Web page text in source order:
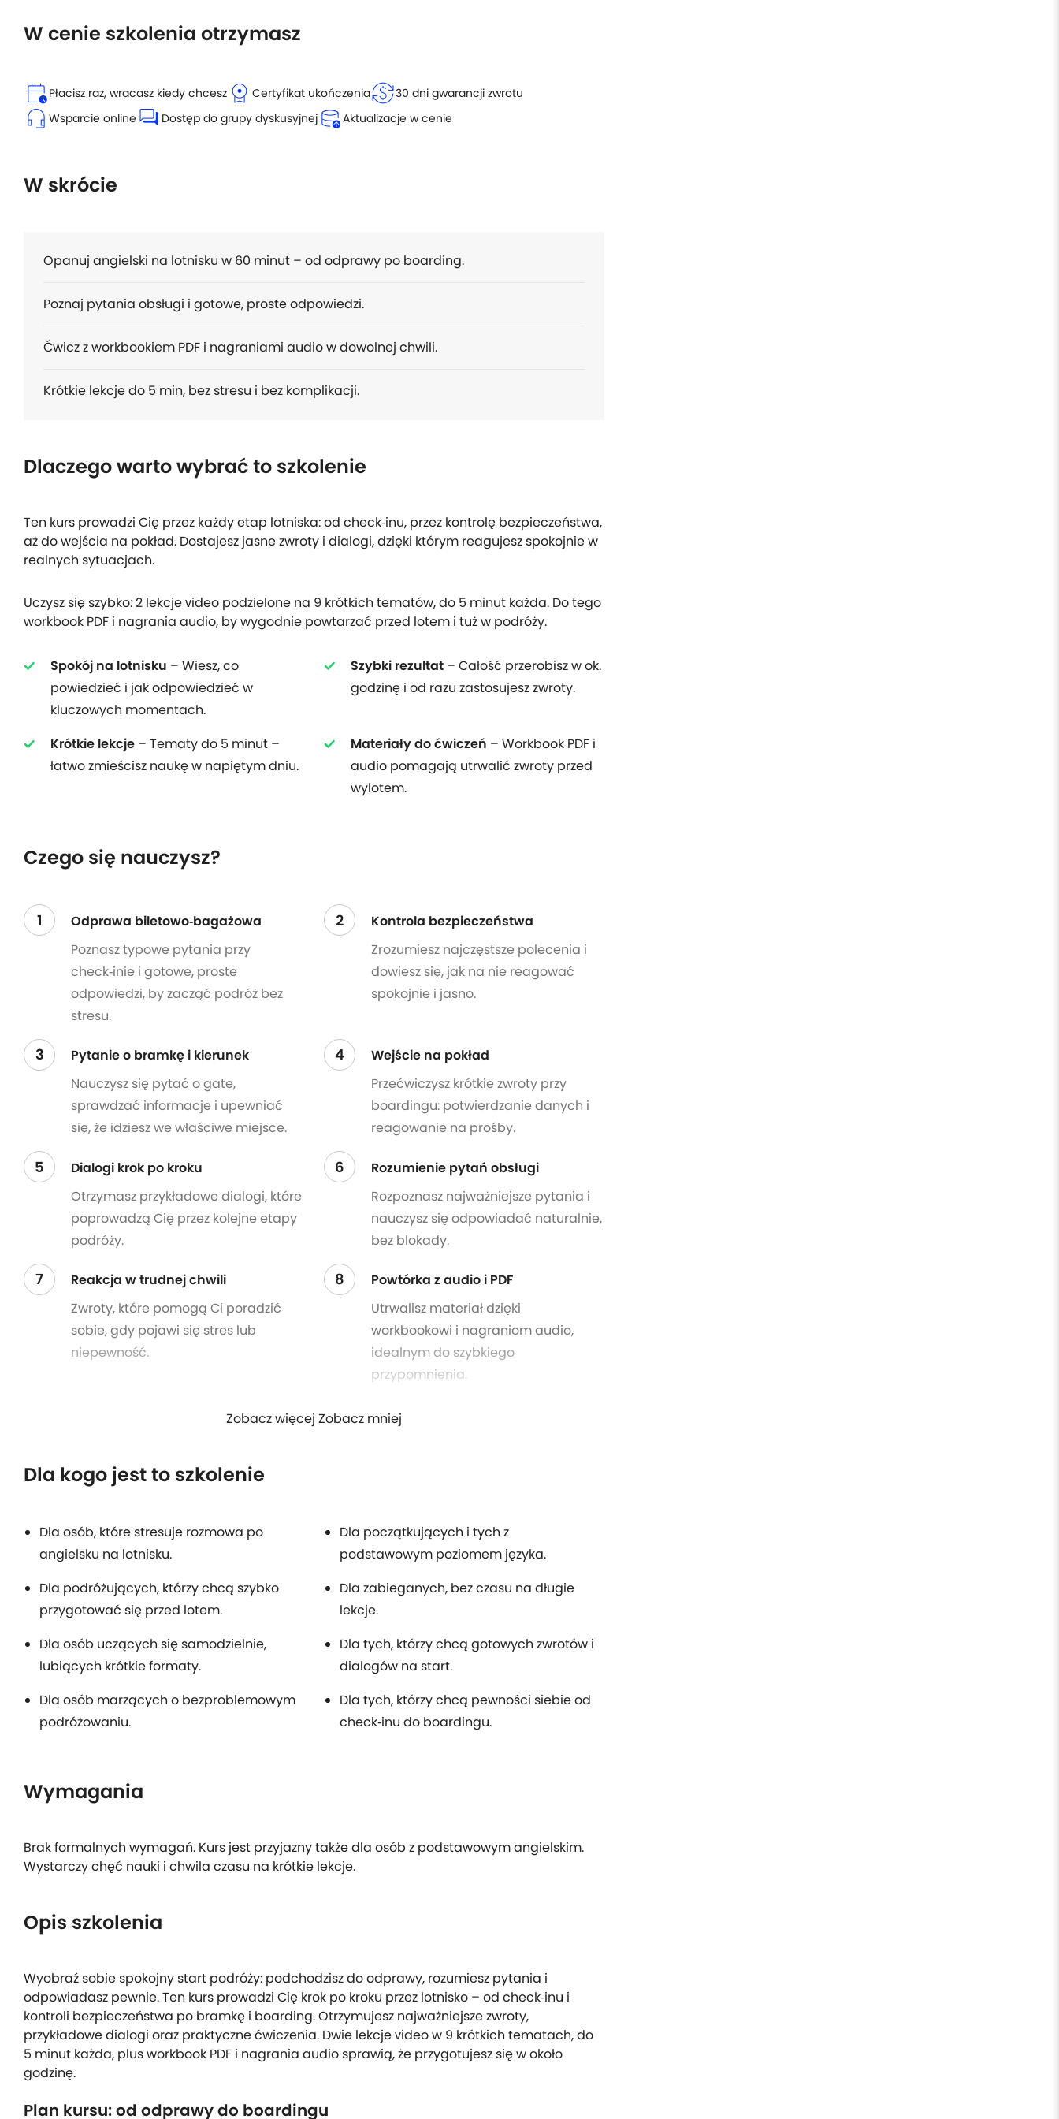
W cenie szkolenia otrzymasz
calendar_clockPłacisz raz, wracasz kiedy chcesz license Certyfikat ukończeniacurrency_exchange30 dni gwarancji zwrotu
headset_mic Wsparcie online forum Dostęp do grupy dyskusyjnej database_uploadAktualizacje w cenie
W skrócie
Opanuj angielski na lotnisku w 60 minut – od odprawy po boarding.
Poznaj pytania obsługi i gotowe, proste odpowiedzi.
Ćwicz z workbookiem PDF i nagraniami audio w dowolnej chwili.
Krótkie lekcje do 5 min, bez stresu i bez komplikacji.
Dlaczego warto wybrać to szkolenie
Ten kurs prowadzi Cię przez każdy etap lotniska: od check‑inu, przez kontrolę bezpieczeństwa,
aż do wejścia na pokład. Dostajesz jasne zwroty i dialogi, dzięki którym reagujesz spokojnie w
realnych sytuacjach.
Uczysz się szybko: 2 lekcje video podzielone na 9 krótkich tematów, do 5 minut każda. Do tego
workbook PDF i nagrania audio, by wygodnie powtarzać przed lotem i tuż w podróży.
Spokój na lotnisku – Wiesz, co
powiedzieć i jak odpowiedzieć w
kluczowych momentach.
Szybki rezultat– Całość przerobisz w ok.
godzinę i od razu zastosujesz zwroty.
Krótkie lekcje – Tematy do 5 minut –
łatwo zmieścisz naukę w napiętym dniu.
Materiały do ćwiczeń – Workbook PDF i
audio pomagają utrwalić zwroty przed
wylotem.
Czego się nauczysz?
1
Odprawa biletowo‑bagażowa
Poznasz typowe pytania przy
check‑inie i gotowe, proste
odpowiedzi, by zacząć podróż bez
stresu.
2
Kontrola bezpieczeństwa
Zrozumiesz najczęstsze polecenia i
dowiesz się, jak na nie reagować
spokojnie i jasno.
3
Pytanie o bramkę i kierunek
Nauczysz się pytać o gate,
sprawdzać informacje i upewniać
się, że idziesz we właściwe miejsce.
4
Wejście na pokład
Przećwiczysz krótkie zwroty przy
boardingu: potwierdzanie danych i
reagowanie na prośby.
5
Dialogi krok po kroku
Otrzymasz przykładowe dialogi, które
poprowadzą Cię przez kolejne etapy
podróży.
6
Rozumienie pytań obsługi
Rozpoznasz najważniejsze pytania i
nauczysz się odpowiadać naturalnie,
bez blokady.
7
Reakcja w trudnej chwili
Zwroty, które pomogą Ci poradzić
sobie, gdy pojawi się stres lub
niepewność.
8
Powtórka z audio i PDF
Utrwalisz materiał dzięki
workbookowi i nagraniom audio,
idealnym do szybkiego
przypomnienia.
Zobacz więcej Zobacz mniej
Dla kogo jest to szkolenie
Dla osób, które stresuje rozmowa po
angielsku na lotnisku.
Dla początkujących i tych z
podstawowym poziomem języka.
Dla podróżujących, którzy chcą szybko
przygotować się przed lotem.
Dla zabieganych, bez czasu na długie
lekcje.
Dla osób uczących się samodzielnie,
lubiących krótkie formaty.
Dla tych, którzy chcą gotowych zwrotów i
dialogów na start.
Dla osób marzących o bezproblemowym
podróżowaniu.
Dla tych, którzy chcą pewności siebie od
check‑inu do boardingu.
Wymagania
Brak formalnych wymagań. Kurs jest przyjazny także dla osób z podstawowym angielskim.
Wystarczy chęć nauki i chwila czasu na krótkie lekcje.
Opis szkolenia
Wyobraź sobie spokojny start podróży: podchodzisz do odprawy, rozumiesz pytania i
odpowiadasz pewnie. Ten kurs prowadzi Cię krok po kroku przez lotnisko – od check‑inu i
kontroli bezpieczeństwa po bramkę i boarding. Otrzymujesz najważniejsze zwroty,
przykładowe dialogi oraz praktyczne ćwiczenia. Dwie lekcje video w 9 krótkich tematach, do
5 minut każda, plus workbook PDF i nagrania audio sprawią, że przygotujesz się w około
godzinę.
Plan kursu: od odprawy do boardingu